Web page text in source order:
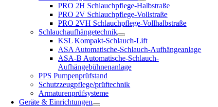
PRO 2H Schlauchpflege-Halbstraße
PRO 2V Schlauchpflege-Vollstraße
PRO 2VH Schlauchpflege-Vollhalbstraße
Schlauchaufhängetechnik
KSL Kompakt-Schlauch-Lift
ASA Automatische-Schlauch-Aufhängeanlage
ASA-B Automatische-Schlauch-
Aufhängebühnenanlage
PPS Pumpenprüfstand
Schutzzeugpflege/prüftechnik
Armaturenprüfsysteme
Geräte & Einrichtungen